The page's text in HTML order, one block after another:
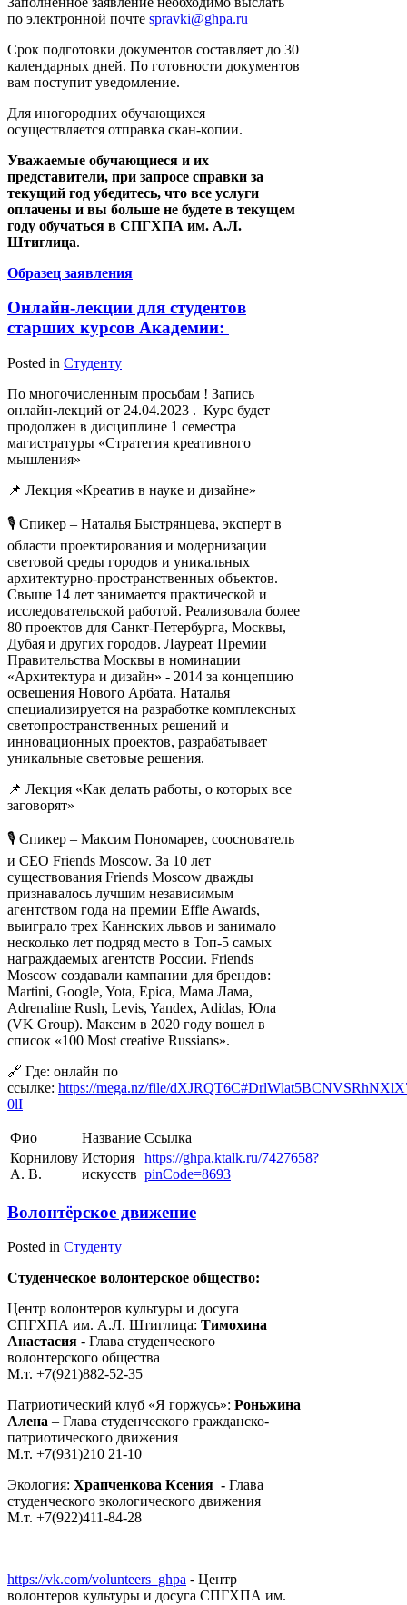
по электронной почте spravki@ghpa.ru
Срок подготовки документов составляет до 30
календарных дней. По готовности документов
вам поступит уведомление.
Для иногородних обучающихся
осуществляется отправка скан-копии.
Уважаемые обучающиеся и их
представители, при запросе справки за
текущий год убедитесь, что все услуги
оплачены и вы больше не будете в текущем
году обучаться в СПГХПА им. А.Л.
Штиглица.
Образец заявления
Онлайн-лекции для студентов
старших курсов Академии:
Posted in Студенту
По многочисленным просьбам ! Запись
онлайн-лекций от 24.04.2023 . Курс будет
продолжен в дисциплине 1 семестра
магистратуры «Стратегия креативного
мышления»
📌 Лекция «Креатив в науке и дизайне»
🎙️ Спикер – Наталья Быстрянцева, эксперт в
области проектирования и модернизации
световой среды городов и уникальных
архитектурно-пространственных объектов.
Свыше 14 лет занимается практической и
исследовательской работой. Реализовала более
80 проектов для Санкт-Петербурга, Москвы,
Дубая и других городов. Лауреат Премии
Правительства Москвы в номинации
«Архитектура и дизайн» - 2014 за концепцию
освещения Нового Арбата. Наталья
специализируется на разработке комплексных
светопространственных решений и
инновационных проектов, разрабатывает
уникальные световые решения.
📌 Лекция «Как делать работы, о которых все
заговорят»
🎙️ Спикер – Максим Пономарев, сооснователь
и СЕО Friends Moscow. За 10 лет
существования Friends Moscow дважды
признавалось лучшим независимым
агентством года на премии Effie Awards,
выиграло трех Каннских львов и занимало
несколько лет подряд место в Топ-5 самых
награждаемых агентств России. Friends
Moscow создавали кампании для брендов:
Martini, Google, Yota, Epica, Мама Лама,
Adrenaline Rush, Levis, Yandex, Adidas, Юла
(VK Group). Максим в 2020 году вошел в
список «100 Most creative Russians».
🔗 Где: онлайн по
ссылке: https://mega.nz/file/
0lI
Фио Название Ссылка
Корнилову
А. В.
История
искусств
https://ghpa.ktalk.ru/7427658?
pinCode=8693
Волонтёрское движение
Posted in Студенту
Студенческое волонтерское общество:
Центр волонтеров культуры и досуга
СПГХПА им. А.Л. Штиглица: Тимохина
Анастасия - Глава студенческого
волонтерского общества
М.т. +7(921)882-52-35
Патриотический клуб «Я горжусь»: Роньжина
Алена – Глава студенческого гражданско-
патриотического движения
М.т. +7(931)210 21-10
Экология: Храпченкова Ксения - Глава
студенческого экологического движения
М.т. +7(922)411-84-28
https://vk.com/volunteers_ghpa - Центр
волонтеров культуры и досуга СПГХПА им.